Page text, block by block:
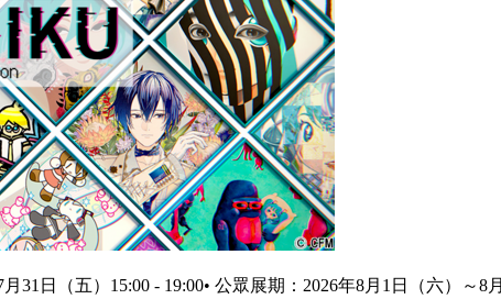
31日（五）15:00 - 19:00• 公眾展期：2026年8月1日（六）～8